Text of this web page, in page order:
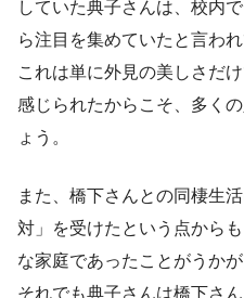
していた典子さんは、校内
ら注目を集めていたと言われ
これは単に外見の美しさだ
感じられたからこそ、多く
ょう。
また、橋下さんとの同棲生
対」を受けたという点から
な家庭であったことがうかが
それでも典子さんは橋下さ